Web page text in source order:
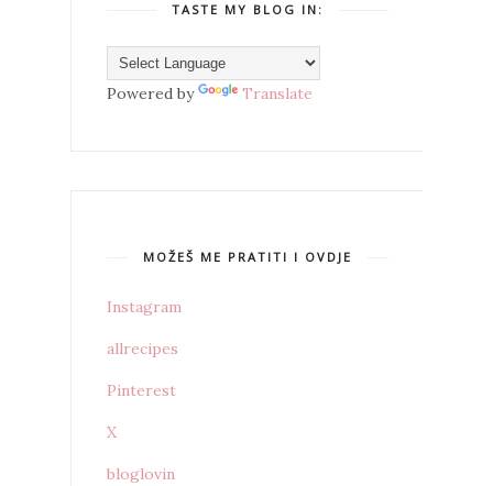
TASTE MY BLOG IN:
Powered by Translate
MOŽEŠ ME PRATITI I OVDJE
Instagram
allrecipes
Pinterest
X
bloglovin